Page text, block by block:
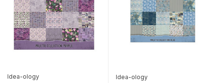
Idea-ology Idea-ology